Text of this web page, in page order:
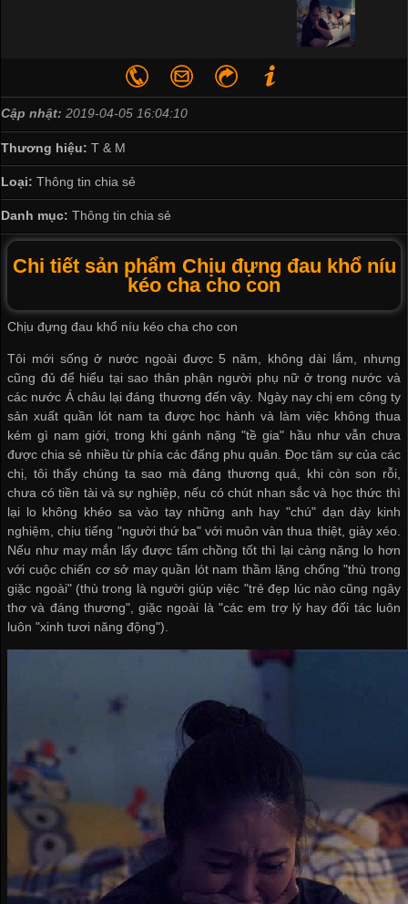
Cập nhật: 2019-04-05 16:04:10
Thương hiệu: T & M
Loại: Thông tin chia sẻ
Danh mục: Thông tin chia sẻ
Chi tiết sản phẩm Chịu đựng đau khổ níu
kéo cha cho con
Chịu đựng đau khổ níu kéo cha cho con
Tôi mới sống ở nước ngoài được 5 năm, không dài lắm, nhưng
cũng đủ để hiểu tại sao thân phận người phụ nữ ở trong nước và
các nước Á châu lại đáng thương đến vậy. Ngày nay chị em công ty
sản xuất quần lót nam ta được học hành và làm việc không thua
kém gì nam giới, trong khi gánh nặng "tề gia" hầu như vẫn chưa
được chia sẻ nhiều từ phía các đấng phu quân. Đọc tâm sự của các
chị, tôi thấy chúng ta sao mà đáng thương quá, khi còn son rỗi,
chưa có tiền tài và sự nghiệp, nếu có chút nhan sắc và học thức thì
lại lo không khéo sa vào tay những anh hay "chú" dạn dày kinh
nghiệm, chịu tiếng "người thứ ba" với muôn vàn thua thiệt, giày xéo.
Nếu như may mắn lấy được tấm chồng tốt thì lại càng nặng lo hơn
với cuộc chiến cơ sở may quần lót nam thầm lặng chống "thù trong
giặc ngoài" (thù trong là người giúp việc "trẻ đẹp lúc nào cũng ngây
thơ và đáng thương", giặc ngoài là "các em trợ lý hay đối tác luôn
luôn "xinh tươi năng động").